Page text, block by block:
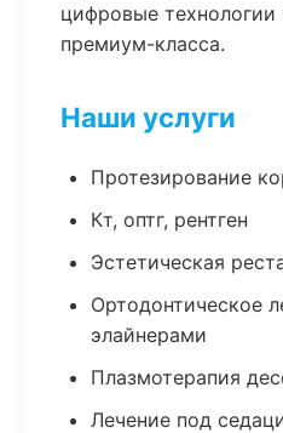
цифровые
премиум-класса.
Наши услуги
Протезирование
Кт, оптг, рентген
Эстетическая
Ортодонтическое
элайнерами
Плазмотерапия
Лечение под